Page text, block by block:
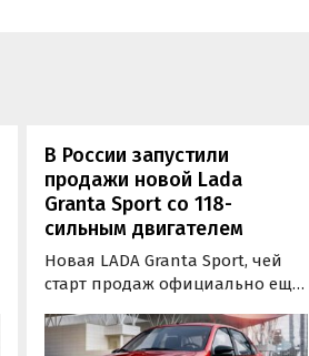
В России запустили
продажи новой Lada
Granta Sport со 118-
сильным двигателем
Новая LADA Granta Sport, чей
старт продаж официально еще
одного из дилеров «АвтоВАЗа»